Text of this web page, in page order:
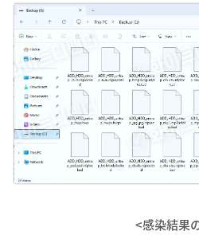
<感染結果